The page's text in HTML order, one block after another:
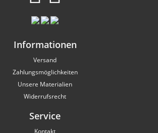
Informationen
Versand
Zahlungsmöglichkeiten
Unsere Materialien
Widerrufsrecht
Service